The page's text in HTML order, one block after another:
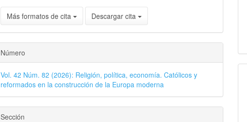
Más formatos de cita Descargar cita
Número
Vol. 42 Núm. 82 (2026): Religión, política, economía. Católicos y
reformados en la construcción de la Europa moderna
Sección